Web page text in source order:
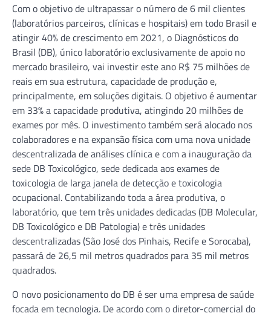
Com o objetivo de ultrapassar o número de 6 mil clientes
(laboratórios parceiros, clínicas e hospitais) em todo Brasil e
atingir 40% de crescimento em 2021, o Diagnósticos do
Brasil (DB), único laboratório exclusivamente de apoio no
mercado brasileiro, vai investir este ano R$ 75 milhões de
reais em sua estrutura, capacidade de produção e,
principalmente, em soluções digitais. O objetivo é aumentar
em 33% a capacidade produtiva, atingindo 20 milhões de
exames por mês. O investimento também será alocado nos
colaboradores e na expansão física com uma nova unidade
descentralizada de análises clínica e com a inauguração da
sede DB Toxicológico, sede dedicada aos exames de
toxicologia de larga janela de detecção e toxicologia
ocupacional. Contabilizando toda a área produtiva, o
laboratório, que tem três unidades dedicadas (DB Molecular,
DB Toxicológico e DB Patologia) e três unidades
descentralizadas (São José dos Pinhais, Recife e Sorocaba),
passará de 26,5 mil metros quadrados para 35 mil metros
quadrados.
O novo posicionamento do DB é ser uma empresa de saúde
focada em tecnologia. De acordo com o diretor-comercial do